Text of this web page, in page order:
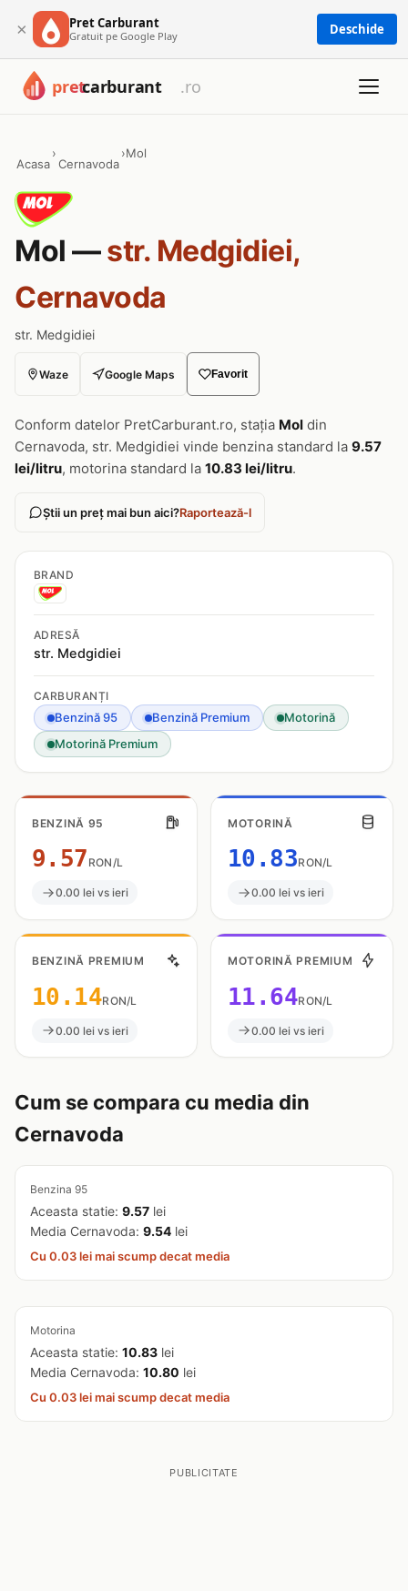
× Pret Carburant
Gratuit pe Google Play Deschide
Acasa
›
Cernavoda
›Mol
Mol —str. Medgidiei,
Cernavoda
str. Medgidiei
Waze Google Maps Favorit
Conform datelor PretCarburant.ro, stația Mol din
Cernavoda, str. Medgidiei vinde benzina standard la 9.57
lei/litru, motorina standard la 10.83 lei/litru.
Știi un preț mai bun aici?Raportează-l
BRAND
ADRESĂ
str. Medgidiei
CARBURANȚI
Benzină 95 Benzină Premium
Motorină
Motorină Premium
BENZINĂ 95
9.57 RON/L
0.00 lei vs ieri
MOTORINĂ
10.83RON/L
0.00 lei vs ieri
BENZINĂ PREMIUM
10.14RON/L
0.00 lei vs ieri
MOTORINĂ PREMIUM
11.64RON/L
0.00 lei vs ieri
Cum se compara cu media din
Cernavoda
Benzina 95
Aceasta statie: 9.57 lei
Media Cernavoda: 9.54 lei
Cu 0.03 lei mai scump decat media
Motorina
Aceasta statie: 10.83 lei
Media Cernavoda: 10.80 lei
Cu 0.03 lei mai scump decat media
PUBLICITATE